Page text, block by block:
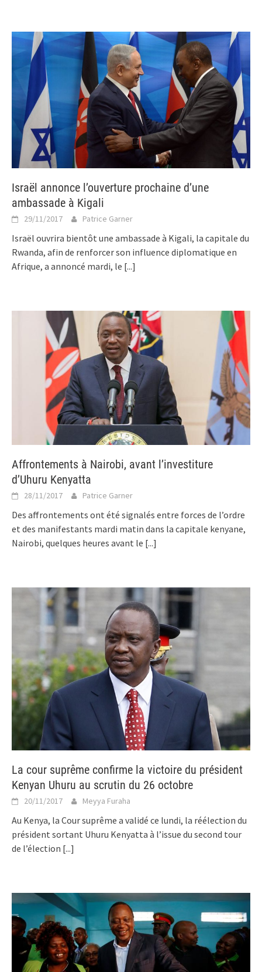
Israël annonce l’ouverture prochaine d’une
ambassade à Kigali
29/11/2017 Patrice Garner
Israël ouvrira bientôt une ambassade à Kigali, la capitale du
Rwanda, afin de renforcer son influence diplomatique en
Afrique, a annoncé mardi, le [...]
Affrontements à Nairobi, avant l’investiture
d’Uhuru Kenyatta
28/11/2017 Patrice Garner
Des affrontements ont été signalés entre forces de l’ordre
et des manifestants mardi matin dans la capitale kenyane,
Nairobi, quelques heures avant le [...]
La cour suprême confirme la victoire du président
Kenyan Uhuru au scrutin du 26 octobre
20/11/2017 Meyya Furaha
Au Kenya, la Cour suprême a validé ce lundi, la réélection du
président sortant Uhuru Kenyatta à l’issue du second tour
de l’élection [...]